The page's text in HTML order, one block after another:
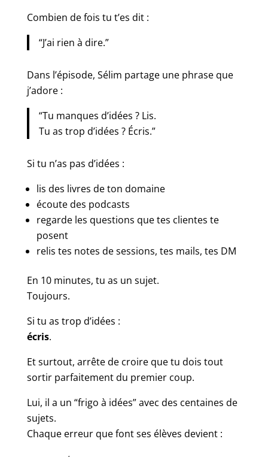
Combien de fois tu t’es dit :
“J’ai rien à dire.”
Dans l’épisode, Sélim partage une phrase que
j’adore :
“Tu manques d’idées ? Lis.
Tu as trop d’idées ? Écris.”
Si tu n’as pas d’idées :
lis des livres de ton domaine
écoute des podcasts
regarde les questions que tes clientes te
posent
relis tes notes de sessions, tes mails, tes DM
En 10 minutes, tu as un sujet.
Toujours.
Si tu as trop d’idées :
écris.
Et surtout, arrête de croire que tu dois tout
sortir parfaitement du premier coup.
Lui, il a un “frigo à idées” avec des centaines de
sujets.
Chaque erreur que font ses élèves devient :